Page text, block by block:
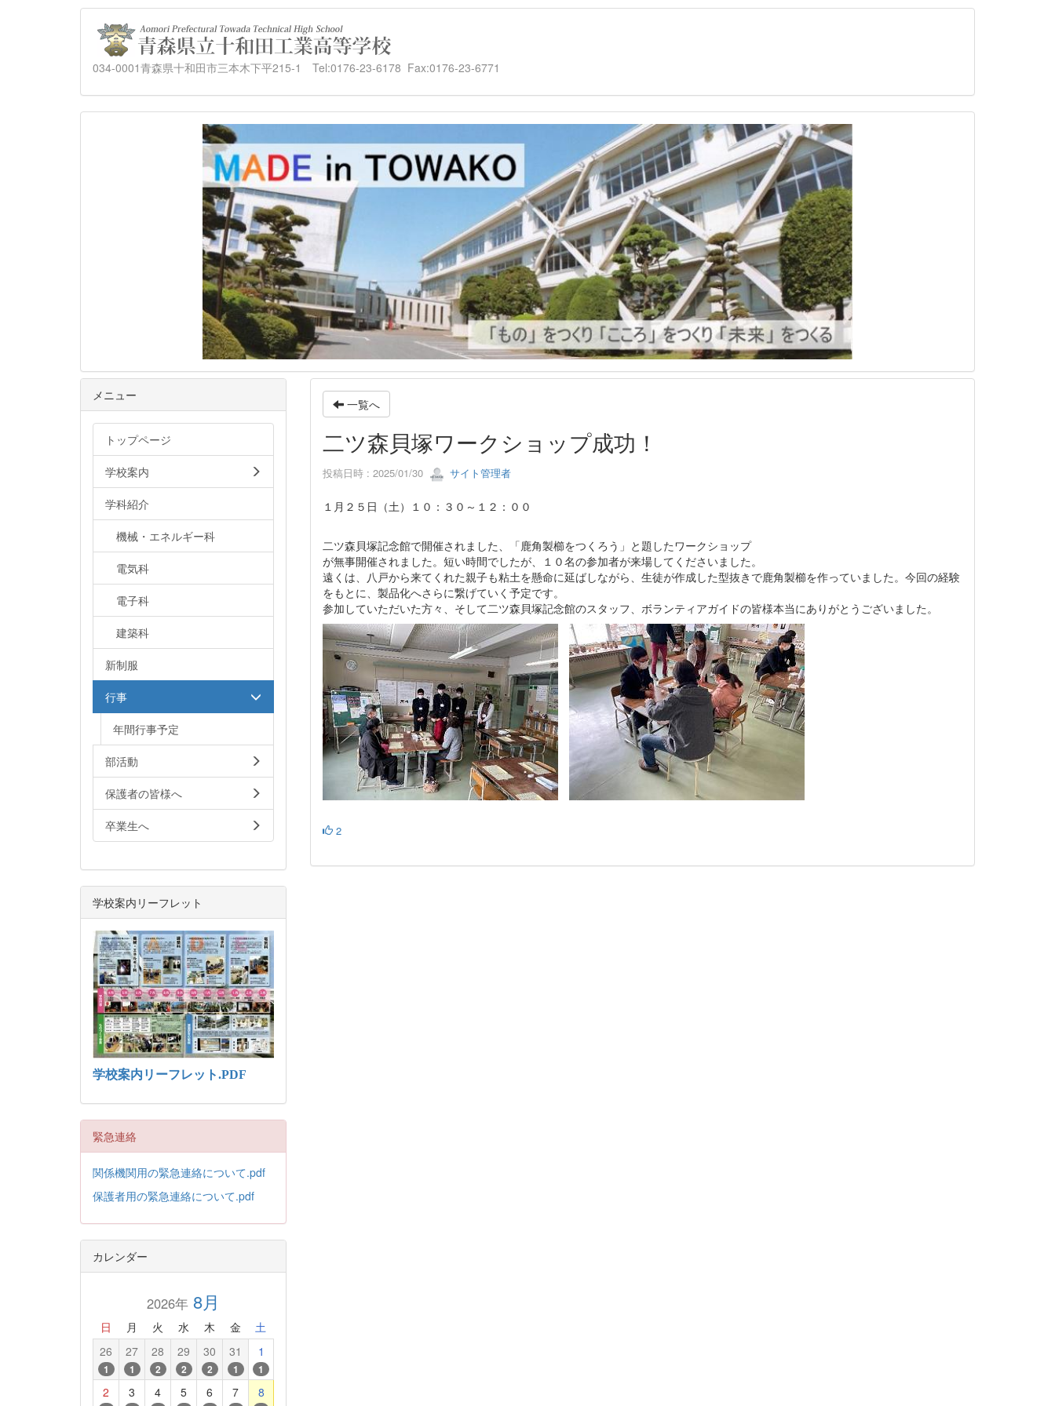
034-0001青森県十和田市三本木下平215-1 Tel:0176-23-6178 Fax:0176-23-6771
一覧へ
二ツ森貝塚ワークショップ成功！
投稿日時 : 2025/01/30 サイト管理者
１月２５日（土）１０：３０～１２：００
二ツ森貝塚記念館で開催されました、「鹿角製櫛をつくろう」と題したワークショップ
が無事開催されました。短い時間でしたが、１０名の参加者が来場してくださいました。
遠くは、八戸から来てくれた親子も粘土を懸命に延ばしながら、生徒が作成した型抜きで鹿角製櫛を作っていました。今回の経験
をもとに、製品化へさらに繋げていく予定です。
参加していただいた方々、そして二ツ森貝塚記念館のスタッフ、ボランティアガイドの皆様本当にありがとうございました。
2
メニュー
トップページ
学校案内
学科紹介
機械・エネルギー科
電気科
電子科
建築科
新制服
行事
年間行事予定
部活動
保護者の皆様へ
卒業生へ
学校案内リーフレット
学校案内リーフレット.PDF
緊急連絡
関係機関用の緊急連絡について.pdf
保護者用の緊急連絡について.pdf
カレンダー
2026年8月
日 月 火 水 木 金 土
26
1
27
1
28
2
29
2
30
2
31
1
1
1
2 3 4 5 6 7 8